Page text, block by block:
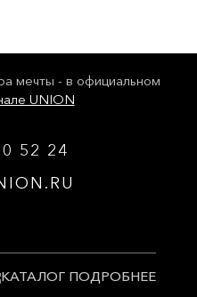
мечты - в официальном
UNION
52 24